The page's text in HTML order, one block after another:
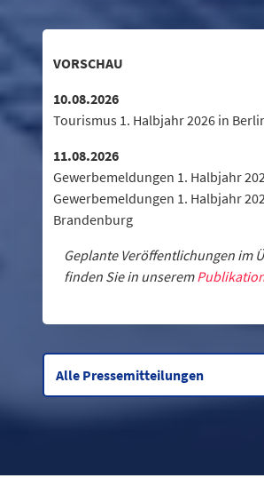
VORSCHAU
10.08.2026
Tourismus 1. Halbjahr 2026 in
11.08.2026
Gewerbemeldungen 1. Halbjahr
Gewerbemeldungen 1. Halbjahr
Brandenburg
Geplante Veröffentlichungen im
finden Sie in unserem
Alle Pressemitteilungen